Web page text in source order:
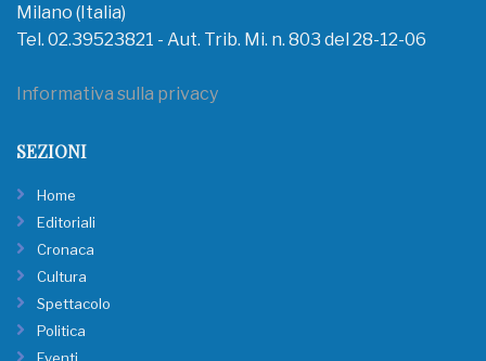
Milano (Italia)
Tel. 02.39523821 - Aut. Trib. Mi. n. 803 del 28-12-06
Informativa sulla privacy
SEZIONI
Home
Editoriali
Cronaca
Cultura
Spettacolo
Politica
Eventi